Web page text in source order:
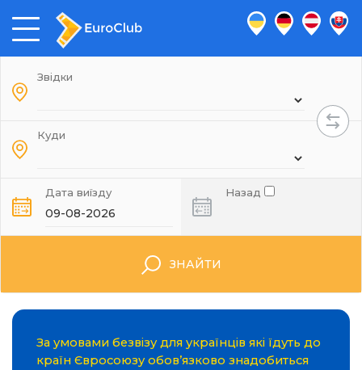
Звідки
Куди
Дата виїзду Назад
ЗНАЙТИ
За умовами безвізу для українців які їдуть до
країн Євросоюзу обов’язково знадобиться